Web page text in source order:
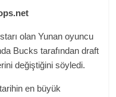
olan Yunan oyuncu
Bucks tarafından draft
değiştiğini söyledi.
en büyük